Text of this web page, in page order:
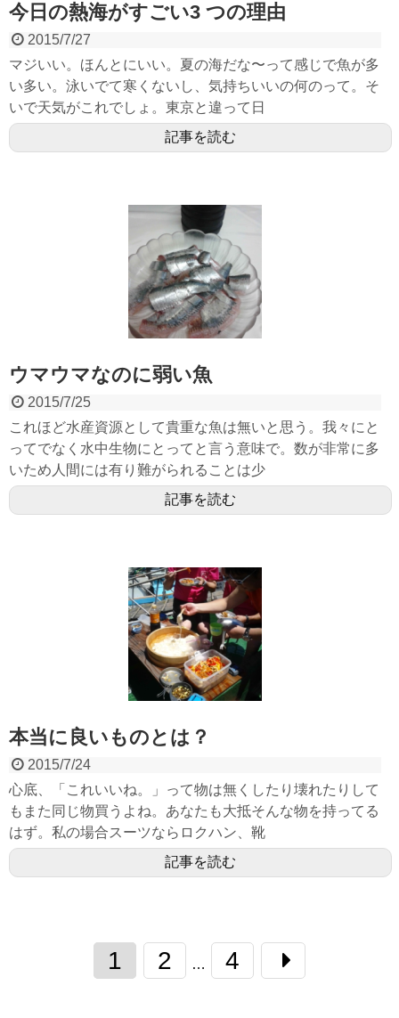
今日の熱海がすごい3 つの理由
2015/7/27
マジいい。ほんとにいい。夏の海だな〜って感じで魚が多
い多い。泳いでて寒くないし、気持ちいいの何のって。そ
いで天気がこれでしょ。東京と違って日
記事を読む
ウマウマなのに弱い魚
2015/7/25
これほど水産資源として貴重な魚は無いと思う。我々にと
ってでなく水中生物にとってと言う意味で。数が非常に多
いため人間には有り難がられることは少
記事を読む
本当に良いものとは？
2015/7/24
心底、「これいいね。」って物は無くしたり壊れたりして
もまた同じ物買うよね。あなたも大抵そんな物を持ってる
はず。私の場合スーツならロクハン、靴
記事を読む
1 2 … 4